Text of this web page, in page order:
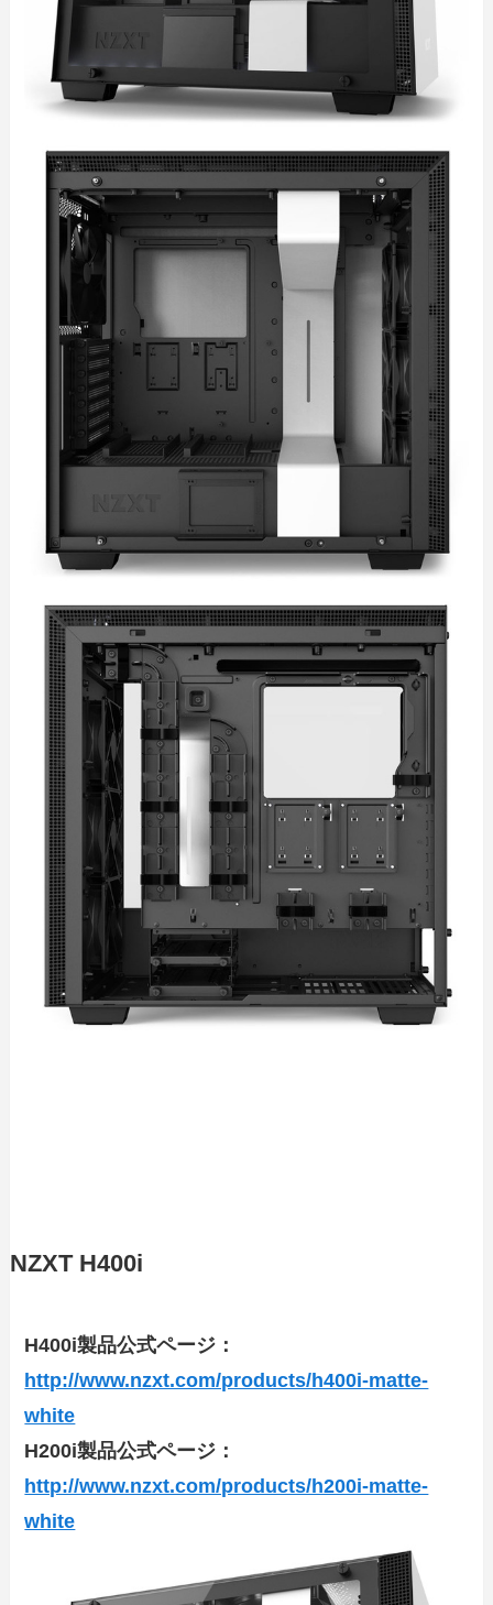
NZXT H400i
H400i製品公式ページ：
http://www.nzxt.com/products/h400i-matte-
white
H200i製品公式ページ：
http://www.nzxt.com/products/h200i-matte-
white